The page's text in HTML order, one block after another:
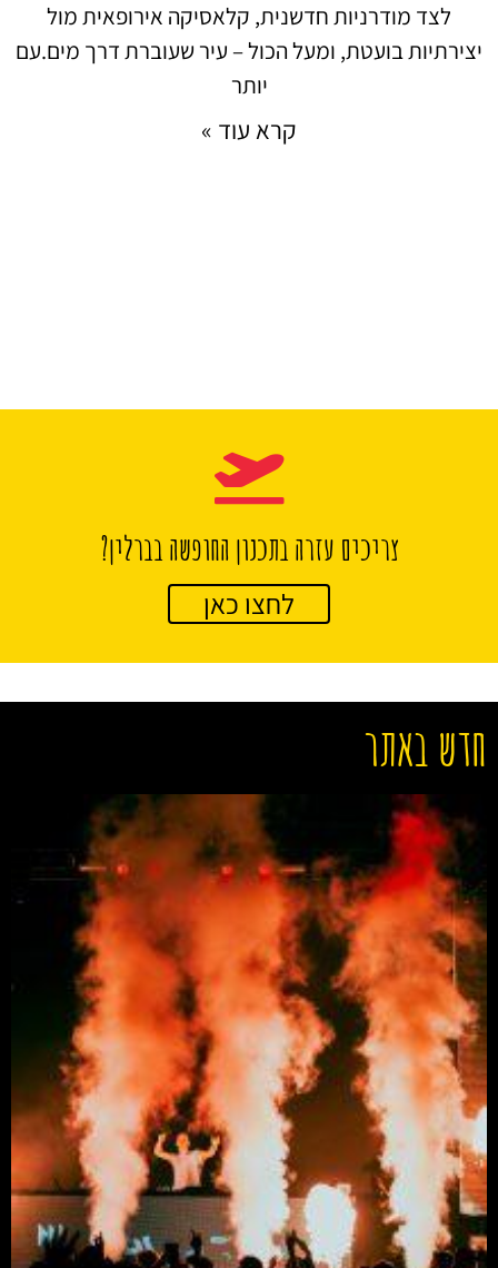
לצד מודרניות חדשנית, קלאסיקה אירופאית מול
יצירתיות בועטת, ומעל הכול – עיר שעוברת דרך מים.עם
יותר
קרא עוד »
צריכים עזרה בתכנון החופשה בברלין?
לחצו כאן
חדש באתר